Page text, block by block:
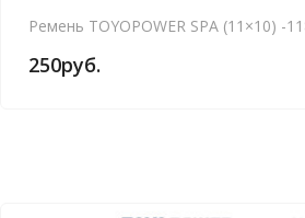
Ремень TOYOPOWER SPA (11×10) -
250руб.